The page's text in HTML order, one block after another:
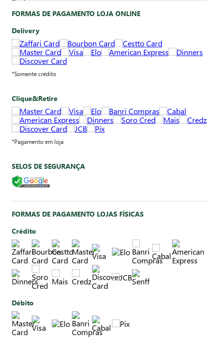
FORMAS DE PAGAMENTO LOJA ONLINE
Delivery
*Somente crédito
Clique&Retire
*Pagamento em loja
SELOS DE SEGURANÇA
FORMAS DE PAGAMENTO LOJAS FÍSICAS
Crédito
Débito